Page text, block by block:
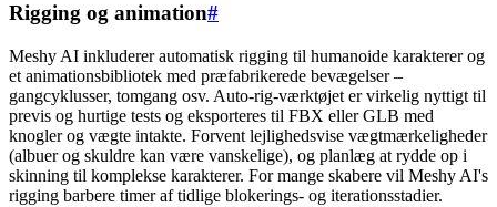
Rigging og animation#
Meshy AI inkluderer automatisk rigging til humanoide karakterer og
et animationsbibliotek med præfabrikerede bevægelser –
gangcyklusser, tomgang osv. Auto-rig-værktøjet er virkelig nyttigt til
previs og hurtige tests og eksporteres til FBX eller GLB med
knogler og vægte intakte. Forvent lejlighedsvise vægtmærkeligheder
(albuer og skuldre kan være vanskelige), og planlæg at rydde op i
skinning til komplekse karakterer. For mange skabere vil Meshy AI's
rigging barbere timer af tidlige blokerings- og iterationsstadier.